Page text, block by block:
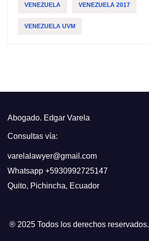
VENEZUELA VENEZUELA 2017
VENEZUELA UVM
Abogado. Edgar Varela
Consultas vía:
varelalawyer@gmail.com
Whatsapp +5930992725147
Quito, Pichincha, Ecuador
® 2025 Todos los derechos reservados.